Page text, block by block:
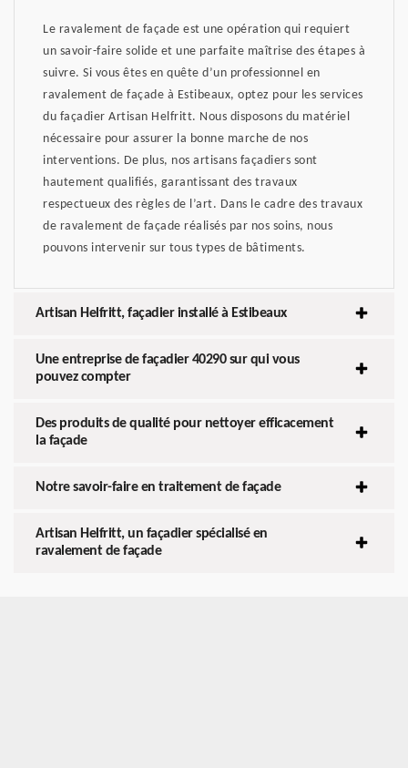
Le ravalement de façade est une opération qui requiert
un savoir-faire solide et une parfaite maîtrise des étapes à
suivre. Si vous êtes en quête d’un professionnel en
ravalement de façade à Estibeaux, optez pour les services
du façadier Artisan Helfritt. Nous disposons du matériel
nécessaire pour assurer la bonne marche de nos
interventions. De plus, nos artisans façadiers sont
hautement qualifiés, garantissant des travaux
respectueux des règles de l’art. Dans le cadre des travaux
de ravalement de façade réalisés par nos soins, nous
pouvons intervenir sur tous types de bâtiments.
Artisan Helfritt, façadier installé à Estibeaux
Une entreprise de façadier 40290 sur qui vous
pouvez compter
Des produits de qualité pour nettoyer efficacement
la façade
Notre savoir-faire en traitement de façade
Artisan Helfritt, un façadier spécialisé en
ravalement de façade